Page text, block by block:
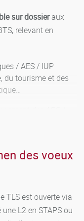
du stage et du
d’une part,
et d’analyser
donnera lieu à
construites
et pratiques.
et de
sur dossieraux
relevant en
/ AES / IUP
du tourisme et des
structures de
physiques et
tourisme
Gestion
des voeux
TLS est ouverte via
L2 en STAPS ou